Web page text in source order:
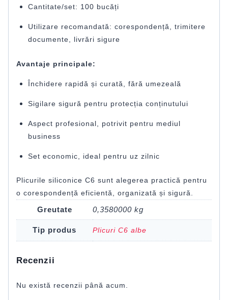
Cantitate/set: 100 bucăți
Utilizare recomandată: corespondență, trimitere
documente, livrări sigure
Avantaje principale:
Închidere rapidă și curată, fără umezeală
Sigilare sigură pentru protecția conținutului
Aspect profesional, potrivit pentru mediul
business
Set economic, ideal pentru uz zilnic
Plicurile siliconice C6 sunt alegerea practică pentru
o corespondență eficientă, organizată și sigură.
Greutate 0,3580000 kg
Tip produs Plicuri C6 albe
Recenzii
Nu există recenzii până acum.